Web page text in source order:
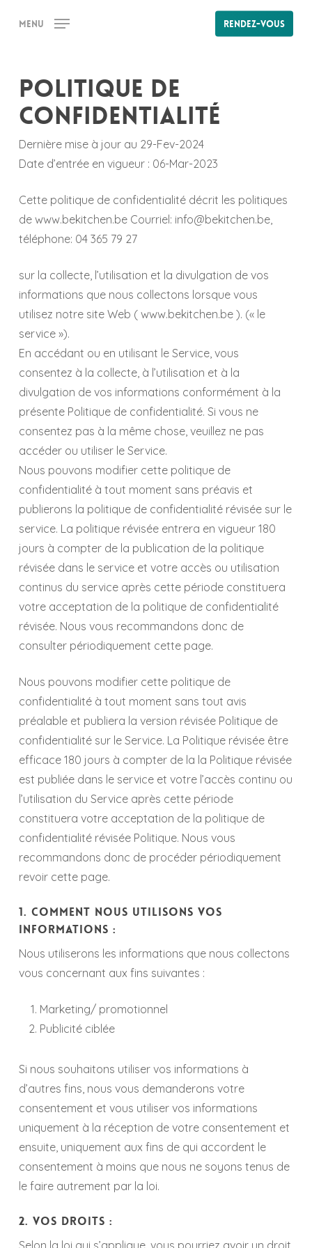
Rendez-vous
Menu
Politique de
confidentialité
Dernière mise à jour au 29-Fev-2024
Date d’entrée en vigueur : 06-Mar-2023
Cette politique de confidentialité décrit les politiques
de www.bekitchen.be Courriel: info@bekitchen.be,
téléphone: 04 365 79 27
sur la collecte, l’utilisation et la divulgation de vos
informations que nous collectons lorsque vous
utilisez notre site Web ( www.bekitchen.be ). (« le
service »).
En accédant ou en utilisant le Service, vous
consentez à la collecte, à l’utilisation et à la
divulgation de vos informations conformément à la
présente Politique de confidentialité. Si vous ne
consentez pas à la même chose, veuillez ne pas
accéder ou utiliser le Service.
Nous pouvons modifier cette politique de
confidentialité à tout moment sans préavis et
publierons la politique de confidentialité révisée sur le
service. La politique révisée entrera en vigueur 180
jours à compter de la publication de la politique
révisée dans le service et votre accès ou utilisation
continus du service après cette période constituera
votre acceptation de la politique de confidentialité
révisée. Nous vous recommandons donc de
consulter périodiquement cette page.
Nous pouvons modifier cette politique de
confidentialité à tout moment sans tout avis
préalable et publiera la version révisée Politique de
confidentialité sur le Service. La Politique révisée être
efficace 180 jours à compter de la la Politique révisée
est publiée dans le service et votre l’accès continu ou
l’utilisation du Service après cette période
constituera votre acceptation de la politique de
confidentialité révisée Politique. Nous vous
recommandons donc de procéder périodiquement
revoir cette page.
1. COMMENT NOUS UTILISONS VOS
INFORMATIONS :
Nous utiliserons les informations que nous collectons
vous concernant aux fins suivantes :
Marketing/ promotionnel
Publicité ciblée
Si nous souhaitons utiliser vos informations à
d’autres fins, nous vous demanderons votre
consentement et vous utiliser vos informations
uniquement à la réception de votre consentement et
ensuite, uniquement aux fins de qui accordent le
consentement à moins que nous ne soyons tenus de
le faire autrement par la loi.
2. Vos droits :
Selon la loi qui s’applique, vous pourriez avoir un droit